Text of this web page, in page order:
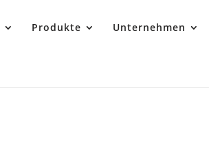
Produkte Unternehmen